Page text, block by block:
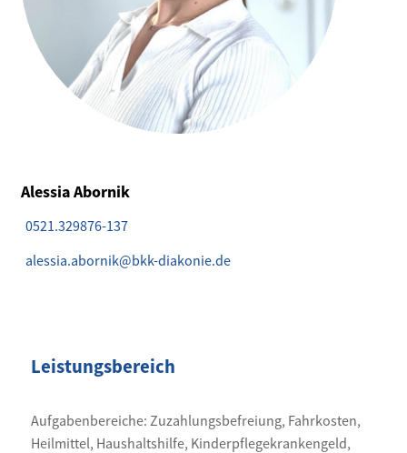
Alessia Abornik
0521.329876-137
alessia.abornik@bkk-diakonie.de
Leistungsbereich
Aufgabenbereiche: Zuzahlungsbefreiung, Fahrkosten,
Heilmittel, Haushaltshilfe, Kinderpflegekrankengeld,